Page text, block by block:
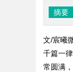
摘要
文/宸曦
千篇一
常圆满